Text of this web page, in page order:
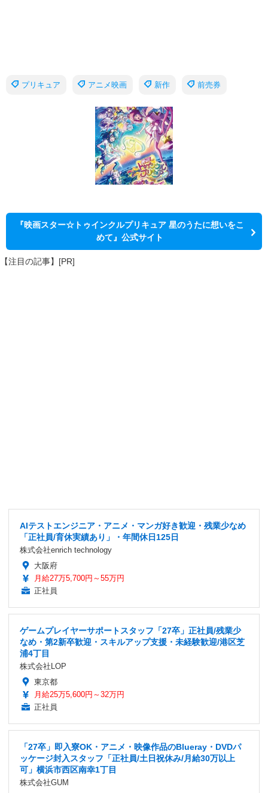
プリキュア アニメ映画 新作 前売券
『映画スター☆トゥインクルプリキュア 星のうたに想いをこ
めて』公式サイト
【注目の記事】[PR]
AIテストエンジニア・アニメ・マンガ好き歓迎・残業少なめ
「正社員/育休実績あり」・年間休日125日
株式会社enrich technology
大阪府
月給27万5,700円～55万円
正社員
ゲームプレイヤーサポートスタッフ「27卒」正社員/残業少
なめ・第2新卒歓迎・スキルアップ支援・未経験歓迎/港区芝
浦4丁目
株式会社LOP
東京都
月給25万5,600円～32万円
正社員
「27卒」即入寮OK・アニメ・映像作品のBlueray・DVDパ
ッケージ封入スタッフ「正社員/土日祝休み/月給30万以上
可」横浜市西区南幸1丁目
株式会社GUM